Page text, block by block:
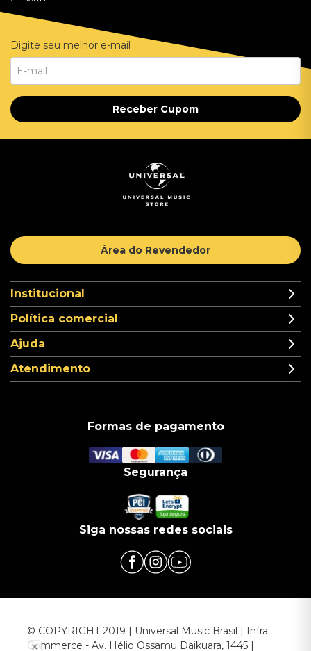
Digite seu melhor e-mail
Receber Cupom
Área do Revendedor
Institucional
Política comercial
Ajuda
Atendimento
Formas de pagamento
Segurança
Siga nossas redes sociais
© COPYRIGHT 2019 | Universal Music Brasil | Infra
Commerce - Av. Hélio Ossamu Daikuara, 1445 |